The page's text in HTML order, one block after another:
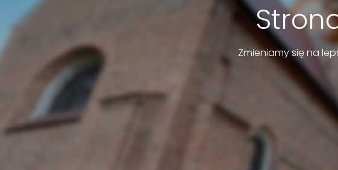
Zmieniamy się na